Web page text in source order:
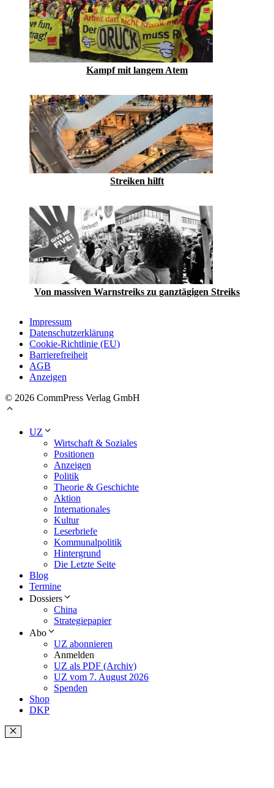
Kampf mit langem Atem
Streiken hilft
Von massiven Warnstreiks zu ganztägigen Streiks
Impressum
Datenschutzerklärung
Cookie-Richtlinie (EU)
Barrierefreiheit
AGB
Anzeigen
© 2026 CommPress Verlag GmbH
UZ
Wirtschaft & Soziales
Positionen
Anzeigen
Politik
Theorie & Geschichte
Aktion
Internationales
Kultur
Leserbriefe
Kommunalpolitik
Hintergrund
Die Letzte Seite
Blog
Termine
Dossiers
China
Strategiepapier
Abo
UZ abonnieren
Anmelden
UZ als PDF (Archiv)
UZ vom 7. August 2026
Spenden
Shop
DKP
Schließen